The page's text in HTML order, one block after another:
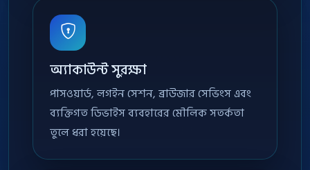
অ্যাকাউন্ট সুরক্ষা
পাসওয়ার্ড, লগইন সেশন, ব্রাউজার সেভিংস এবং
ব্যক্তিগত ডিভাইস ব্যবহারের মৌলিক সতর্কতা
তুলে ধরা হয়েছে।